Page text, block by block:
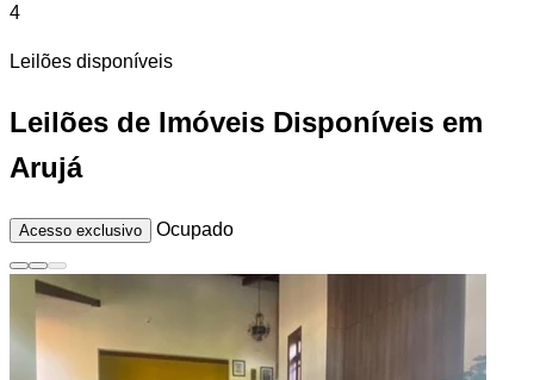
4
Leilões disponíveis
Leilões de Imóveis Disponíveis em
Arujá
Acesso exclusivo Ocupado